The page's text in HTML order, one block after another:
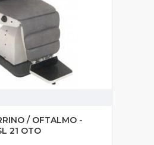
/ OFTALMO -
21 OTO